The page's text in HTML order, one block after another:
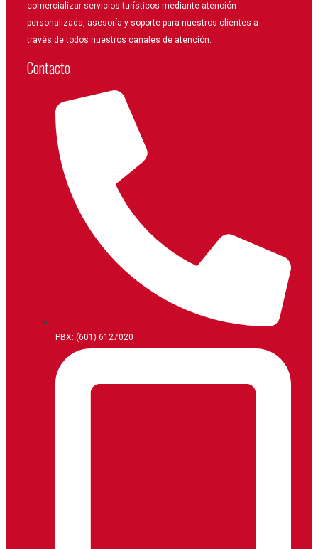
comercializar servicios turísticos mediante atención
personalizada, asesoría y soporte para nuestros clientes a
través de todos nuestros canales de atención.
Contacto
PBX: (601) 6127020